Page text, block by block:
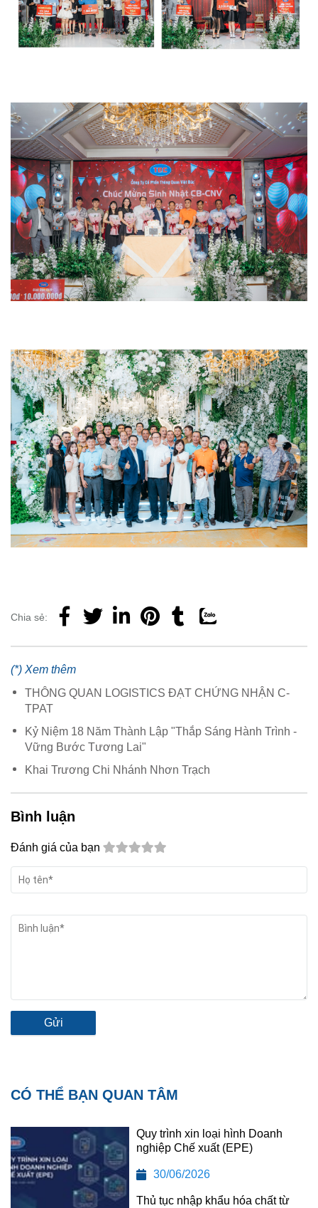
Chia sẻ:
(*) Xem thêm
THÔNG QUAN LOGISTICS ĐẠT CHỨNG NHẬN C-
TPAT
Kỷ Niệm 18 Năm Thành Lập "Thắp Sáng Hành Trình -
Vững Bước Tương Lai"
Khai Trương Chi Nhánh Nhơn Trạch
Bình luận
Đánh giá của bạn
Gửi
CÓ THỂ BẠN QUAN TÂM
Quy trình xin loại hình Doanh
nghiệp Chế xuất (EPE)
30/06/2026
Thủ tục nhập khẩu hóa chất từ